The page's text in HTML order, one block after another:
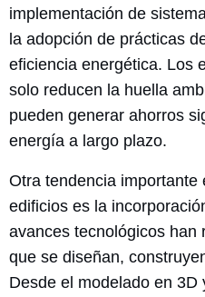
implementación de
la adopción de prácticas
eficiencia energética. Los
solo reducen la huella
pueden generar ahorros
energía a largo plazo.
Otra tendencia importante
edificios es la
avances tecnológicos han
que se diseñan,
Desde el modelado en